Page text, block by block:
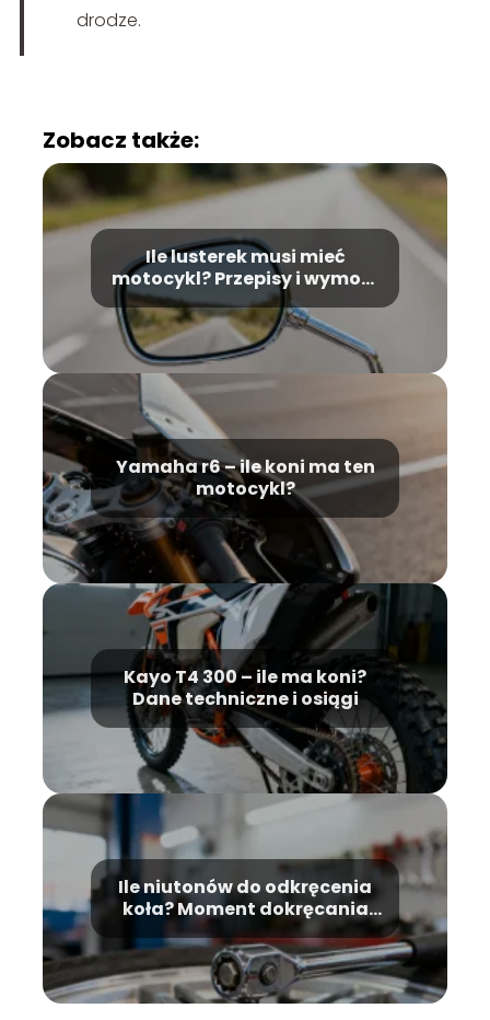
drodze.
Zobacz także:
Ile lusterek musi mieć
motocykl? Przepisy i wymogi
prawne
Yamaha r6 – ile koni ma ten
motocykl?
Kayo T4 300 – ile ma koni?
Dane techniczne i osiągi
Ile niutonów do odkręcenia
koła? Moment dokręcania
śrub